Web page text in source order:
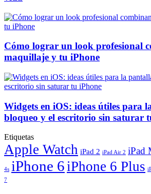
Cómo lograr un look profesional
maquillaje y tu iPhone
Widgets en iOS: ideas útiles para
bloqueo y el escritorio sin saturar
Etiquetas
Apple Watch iPad 2 iPad Air 2 iPad
4s iPhone 6iPhone 6 Plus
7